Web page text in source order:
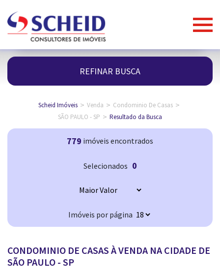
ANUNCIAR IMÓVEL
REFINAR BUSCA
Scheid Imóveis > Venda > Condominio De Casas >
SÃO PAULO - SP > Resultado da Busca
779 imóveis encontrados
Selecionados 0
Imóveis por página
CONDOMINIO DE CASAS À VENDA NA CIDADE DE
SÃO PAULO - SP